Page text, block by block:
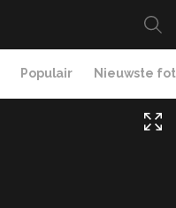
Populair Nieuwste